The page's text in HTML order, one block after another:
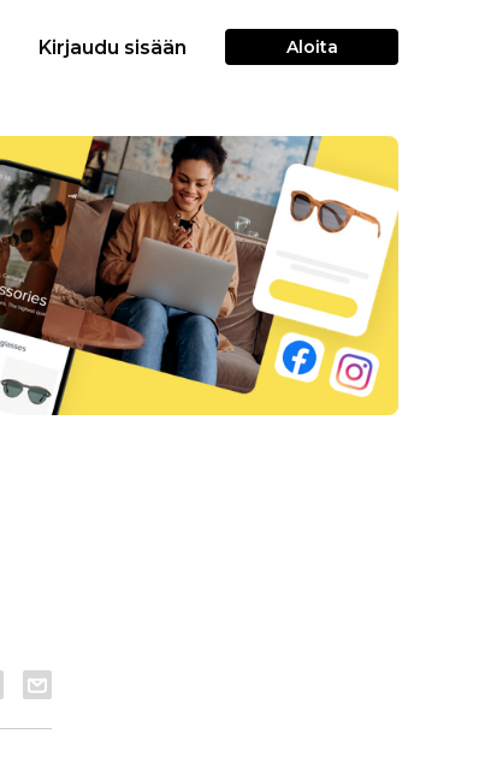
Kirjaudu sisään Aloita